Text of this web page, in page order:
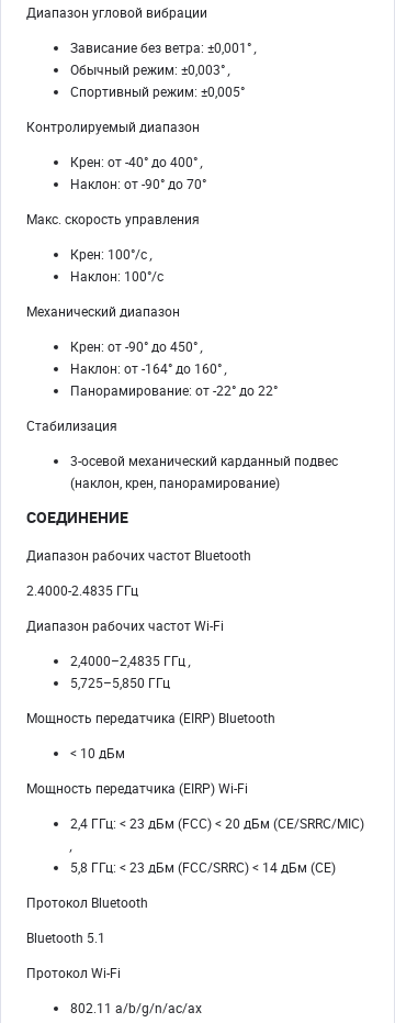
Диапазон угловой вибрации
Зависание без ветра: ±0,001°,
Обычный режим: ±0,003°,
Спортивный режим: ±0,005°
Контролируемый диапазон
Крен: от -40° до 400°,
Наклон: от -90° до 70°
Макс. скорость управления
Крен: 100°/с,
Наклон: 100°/с
Механический диапазон
Крен: от -90° до 450°,
Наклон: от -164° до 160°,
Панорамирование: от -22° до 22°
Стабилизация
3-осевой механический карданный подвес
(наклон, крен, панорамирование)
СОЕДИНЕНИЕ
Диапазон рабочих частот Bluetooth
2.4000-2.4835 ГГц
Диапазон рабочих частот Wi-Fi
2,4000–2,4835 ГГц,
5,725–5,850 ГГц
Мощность передатчика (EIRP) Bluetooth
< 10 дБм
Мощность передатчика (EIRP) Wi-Fi
2,4 ГГц: < 23 дБм (FCC) < 20 дБм (CE/SRRC/MIC)
,
5,8 ГГц: < 23 дБм (FCC/SRRC) < 14 дБм (CE)
Протокол Bluetooth
Bluetooth 5.1
Протокол Wi-Fi
802.11 a/b/g/n/ac/ax